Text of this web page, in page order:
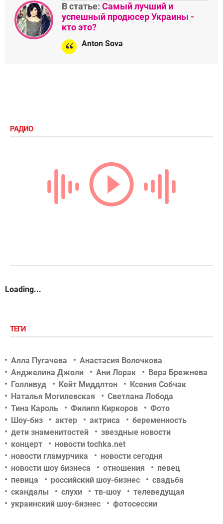
В статье: Самый лучший и
успешный продюсер Украины -
кто это?
Anton Sova
РАДИО
Loading...
ТЕГИ
Алла Пугачева
Анастасия Волочкова
Анджелина Джоли
Ани Лорак
Вера Брежнева
Голливуд
Кейт Миддлтон
Ксения Собчак
Наталья Могилевская
Светлана Лобода
Тина Кароль
Филипп Киркоров
Фото
Шоу-биз
актер актриса
беременность
дети знаменитостей
звездные новости
концерт
новости tochka.net
новости гламурчика
новости сегодня
новости шоу бизнеса
отношения
певец
певица
российский шоу-бизнес
свадьба
скандалы
слухи тв-шоу
телеведущая
украинский шоу-бизнес
фотосессии